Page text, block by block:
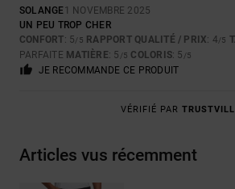
SOLANGE1 NOVEMBRE 2025
UN PEU TROP CHER
CONFORT: 5/5 RAPPORT QUALITÉ / PRIX: 4/5
PARFAITE MATIÈRE: 5 /5 COLORIS: 5 /5
JE RECOMMANDE CE PRODUIT
VÉRIFIÉ PAR
Articles vus récemment